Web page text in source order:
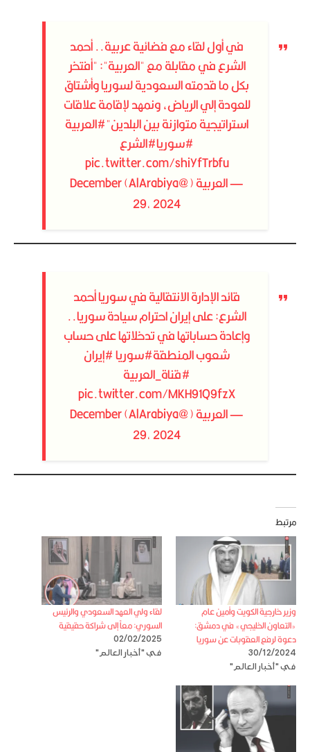
في أول لقاء مع فضائية عربية.. أحمد
الشرع في مقابلة مع "العربية": "أفتخر
بكل ما قدمته السعودية لسوريا وأشتاق
للعودة إلي الرياض، ونمهد لإقامة علاقات
استراتيجية متوازنة بين البلدين"#العربية
#سوريا#الشرع
pic.twitter.com/shiYfTrbfu
— العربية (@AlArabiya)
December
29, 2024
قائد الإدارة الانتقالية في سوريا أحمد
الشرع: على إيران احترام سيادة سوريا..
وإعادة حساباتها في تدخلاتها على حساب
شعوب المنطقة#سوريا#إيران
#قناة_العربية
pic.twitter.com/MKH91Q9fzX
— العربية (@AlArabiya)
December
29, 2024
مرتبط
وزير خارجية الكويت وأمين عام
«التعاون الخليجي» في دمشق:
دعوة لرفع العقوبات عن سوريا
30/12/2024
في "أخبار العالم"
لقاء ولي العهد السعودي والرئيس
السوري: معاً إلى شراكة حقيقية
02/02/2025
في "أخبار العالم"